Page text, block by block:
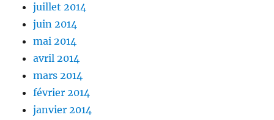
juillet 2014
juin 2014
mai 2014
avril 2014
mars 2014
février 2014
janvier 2014